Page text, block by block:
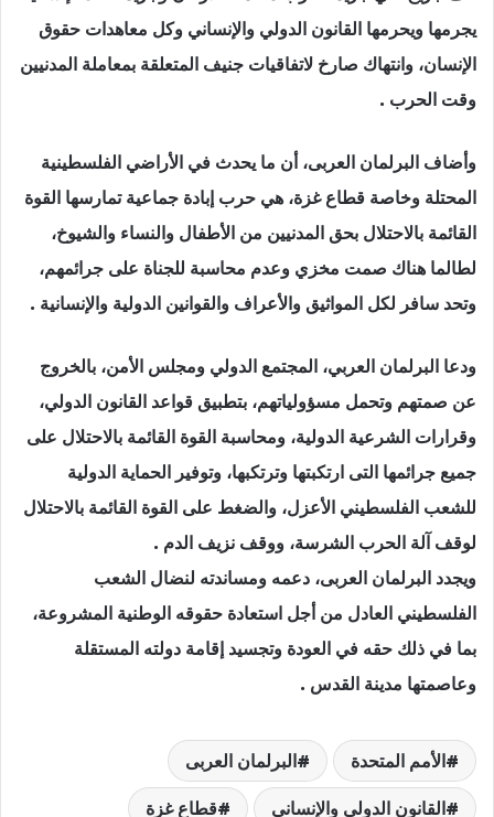
يجرمها ويحرمها القانون الدولي والإنساني وكل معاهدات حقوق
الإنسان، وانتهاك صارخ لاتفاقيات جنيف المتعلقة بمعاملة المدنيين
وقت الحرب .
وأضاف البرلمان العربى، أن ما يحدث في الأراضي الفلسطينية
المحتلة وخاصة قطاع غزة، هي حرب إبادة جماعية تمارسها القوة
القائمة بالاحتلال بحق المدنيين من الأطفال والنساء والشيوخ،
لطالما هناك صمت مخزي وعدم محاسبة للجناة على جرائمهم،
وتحد سافر لكل المواثيق والأعراف والقوانين الدولية والإنسانية .
ودعا البرلمان العربي، المجتمع الدولي ومجلس الأمن، بالخروج
عن صمتهم وتحمل مسؤولياتهم، بتطبيق قواعد القانون الدولي،
وقرارات الشرعية الدولية، ومحاسبة القوة القائمة بالاحتلال على
جميع جرائمها التى ارتكبتها وترتكبها، وتوفير الحماية الدولية
للشعب الفلسطيني الأعزل، والضغط على القوة القائمة بالاحتلال
لوقف آلة الحرب الشرسة، ووقف نزيف الدم .
ويجدد البرلمان العربى، دعمه ومساندته لنضال الشعب
الفلسطيني العادل من أجل استعادة حقوقه الوطنية المشروعة،
بما في ذلك حقه في العودة وتجسيد إقامة دولته المستقلة
وعاصمتها مدينة القدس .
الأمم المتحدة
البرلمان العربى
القانون الدولي والإنساني
قطاع غزة